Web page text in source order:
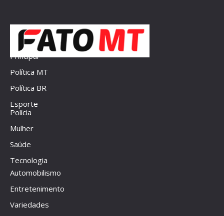
Principal
Política MT
Política BR
Esporte
Polícia
Mulher
Saúde
Tecnologia
Automobilismo
Entretenimento
Variedades